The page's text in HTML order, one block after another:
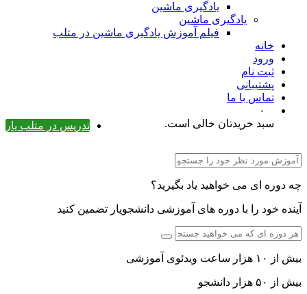
یادگیری ماشین
یادگیری ماشین
فیلم آموزش یادگیری ماشین در متلب
خانه
ورود
ثبت نام
پشتیبانی
تماس با ما
۰
تدریس در متلب یار
سبد خریدتان خالی است.
چه دوره ای می خواهید یاد بگیرید؟
آینده خود را با دوره های آموزشی دانشجویار تضمین کنید
بیش از ۱۰ هزار ساعت ویدئوی آموزشی
بیش از ۵۰ هزار دانشجو